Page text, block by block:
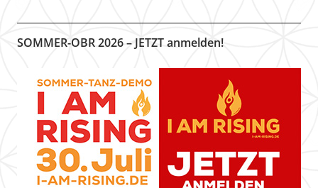
SOMMER-OBR 2026 – JETZT anmelden!